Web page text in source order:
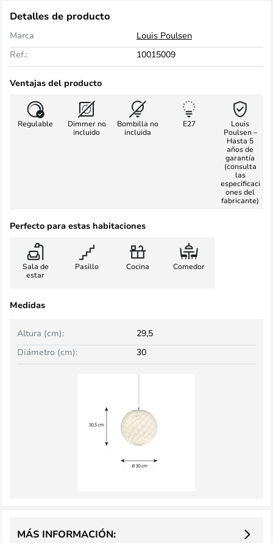
Detalles de producto
Marca
Louis Poulsen
Ref.:
10015009
Ventajas del producto
Regulable
Dimmer no
incluido
Bombilla no
incluida
E27
Louis
Poulsen –
Hasta 5
años de
garantía
(consulta
las
especificaci
ones del
fabricante)
Perfecto para estas habitaciones
Sala de
estar
Pasillo Cocina Comedor
Medidas
Altura (cm):
29,5
Diámetro (cm):
30
MÁS INFORMACIÓN: